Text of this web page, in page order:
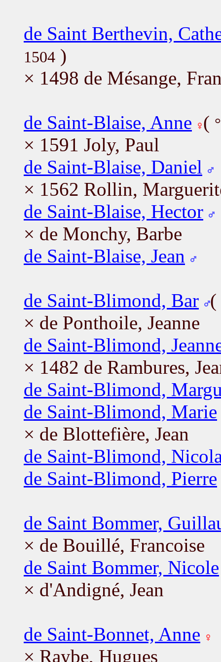
de Saint Berthevin,
1504 )
× 1498 de Mésange,
de Saint-Blaise, Anne (
× 1591 Joly, Paul
de Saint-Blaise, Daniel
× 1562 Rollin,
de Saint-Blaise, Hector
× de Monchy, Barbe
de Saint-Blaise, Jean
de Saint-Blimond, Bar (
× de Ponthoile, Jeanne
de Saint-Blimond,
× 1482 de Rambures,
de Saint-Blimond,
de Saint-Blimond, Marie
× de Blottefière, Jean
de Saint-Blimond,
de Saint-Blimond, Pierre
de Saint Bommer,
× de Bouillé, Francoise
de Saint Bommer, Nicole
× d'Andigné, Jean
de Saint-Bonnet, Anne
× Raybe, Hugues